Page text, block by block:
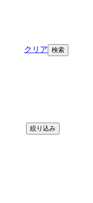
クリア
絞り込み